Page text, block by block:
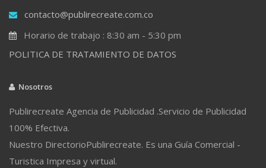
contacto@publirecreate.com.co
Horario de trabajo : 8:30 am - 5:30 pm
POLITICA DE TRATAMIENTO DE DATOS
Nosotros
Publirecreate Agencia de Publicidad .Servicio de Publicidad
100% Efectiva.
Nuestro DirectorioPublirecreate. Es una Guía Comercial -
Turistica Impresa y virtual.